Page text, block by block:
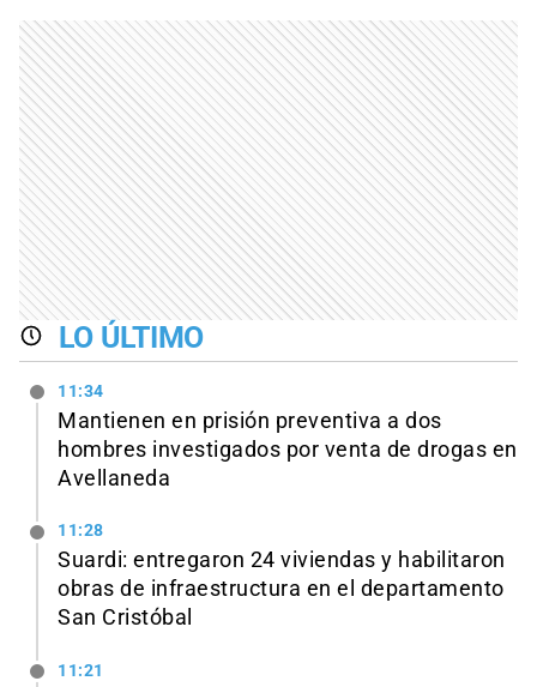
LO ÚLTIMO
11:34
Mantienen en prisión preventiva a dos
hombres investigados por venta de drogas en
Avellaneda
11:28
Suardi: entregaron 24 viviendas y habilitaron
obras de infraestructura en el departamento
San Cristóbal
11:21